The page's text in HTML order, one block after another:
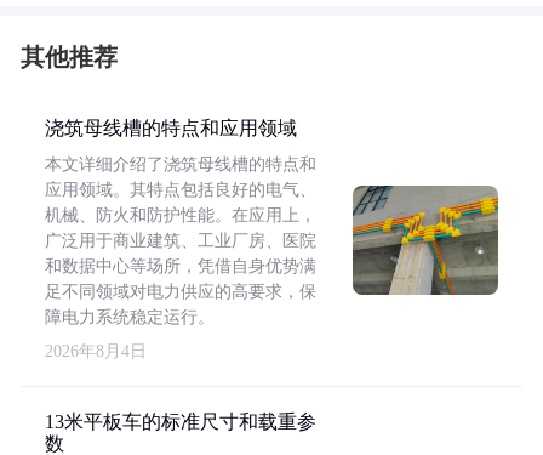
其他推荐
浇筑母线槽的特点和应用领域
本文详细介绍了浇筑母线槽的特点和
应用领域。其特点包括良好的电气、
机械、防火和防护性能。在应用上，
广泛用于商业建筑、工业厂房、医院
和数据中心等场所，凭借自身优势满
足不同领域对电力供应的高要求，保
障电力系统稳定运行。
2026年8月4日
13米平板车的标准尺寸和载重参
数